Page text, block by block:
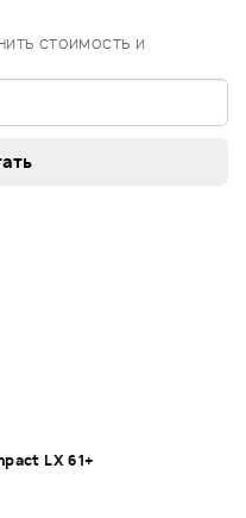
стоимость и
LX 61+